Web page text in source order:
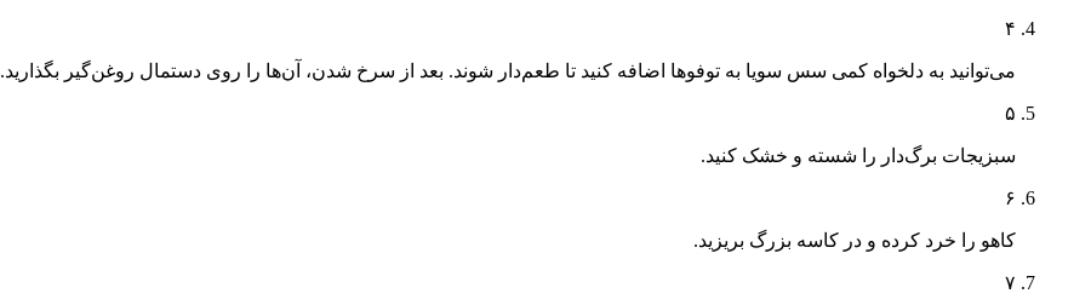
۴
می‌توانید به دلخواه کمی سس سویا به توفوها اضافه کنید تا طعم‌دار شوند. بعد از سرخ شدن، آن‌ها را روی دستمال روغن‌گیر بگذارید.
۵
سبزیجات برگ‌دار را شسته و خشک کنید.
۶
کاهو را خرد کرده و در کاسه بزرگ بریزید.
۷